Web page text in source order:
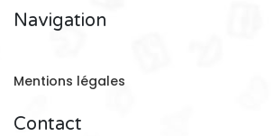
Navigation
Mentions légales
Contact